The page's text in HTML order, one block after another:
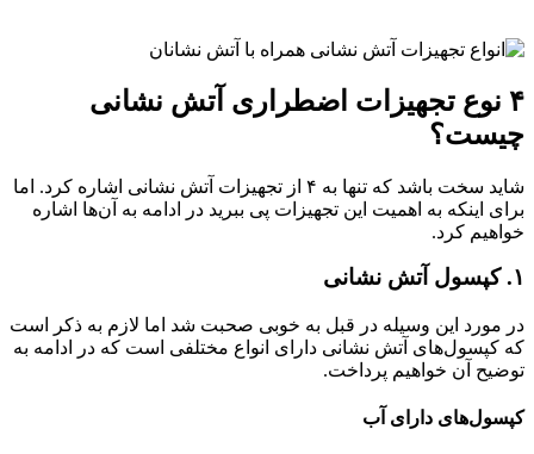
۴ نوع تجهیزات اضطراری آتش نشانی
چیست؟
شاید سخت باشد که تنها به ۴ از تجهیزات آتش نشانی اشاره کرد. اما
برای اینکه به اهمیت این تجهیزات پی ببرید در ادامه به آن‌ها اشاره
خواهیم کرد.
۱. کپسول آتش نشانی
در مورد این وسیله در قبل به خوبی صحبت شد اما لازم به ذکر است
که کپسول‌های آتش نشانی دارای انواع مختلفی است که در ادامه به
توضیح آن خواهیم پرداخت.
کپسول‌های دارای آب